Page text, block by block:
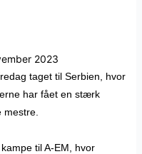
2023
taget til Serbien, hvor
har fået en stærk
mestre.
til A-EM, hvor